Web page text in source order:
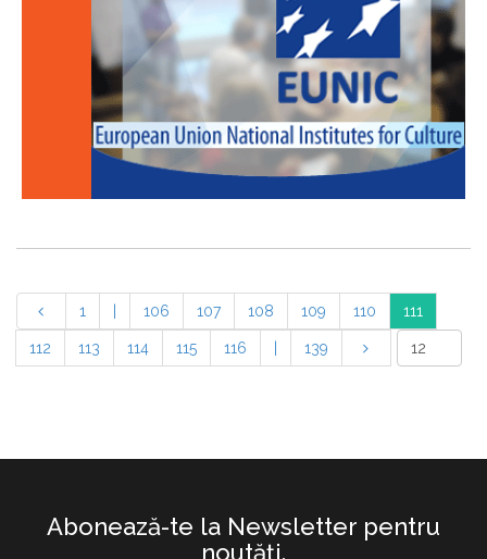
1 106 107 108 109 110 111
112 113 114 115 116 139
Abonează-te la Newsletter pentru
noutăţi.